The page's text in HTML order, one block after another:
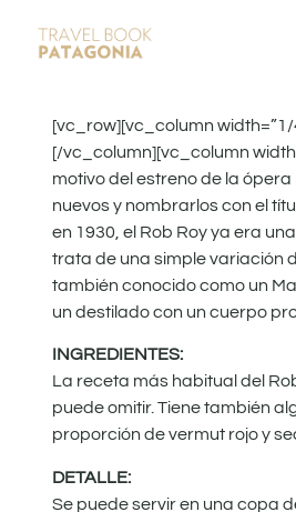
[vc_row][vc_column width=”1/
[/vc_column][vc_column
motivo del estreno de la ópera
nuevos y nombrarlos con el
en 1930, el Rob Roy ya era
trata de una simple variación
también conocido como un
un destilado con un cuerpo
INGREDIENTES:
La receta más habitual del
puede omitir. Tiene también
proporción de vermut rojo y
DETALLE:
Se puede servir en una copa